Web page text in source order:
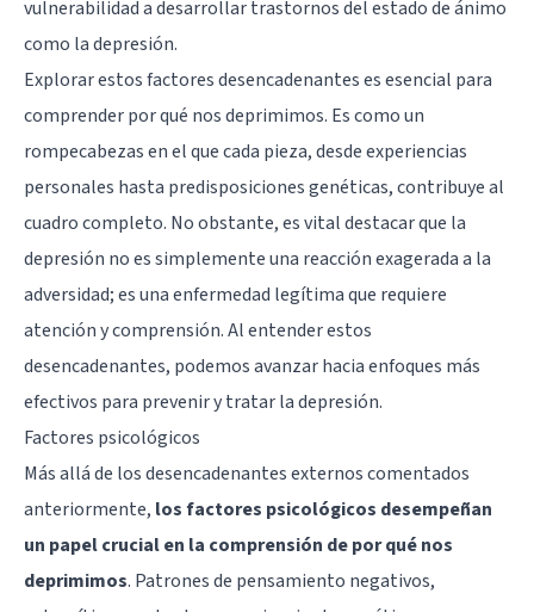
vulnerabilidad a desarrollar trastornos del estado de ánimo
como la depresión.
Explorar estos factores desencadenantes es esencial para
comprender por qué nos deprimimos. Es como un
rompecabezas en el que cada pieza, desde experiencias
personales hasta predisposiciones genéticas, contribuye al
cuadro completo. No obstante, es vital destacar que la
depresión no es simplemente una reacción exagerada a la
adversidad; es una enfermedad legítima que requiere
atención y comprensión. Al entender estos
desencadenantes, podemos avanzar hacia enfoques más
efectivos para prevenir y tratar la depresión.
Factores psicológicos
Más allá de los desencadenantes externos comentados
anteriormente, los factores psicológicos desempeñan
un papel crucial en la comprensión de por qué nos
deprimimos. Patrones de pensamiento negativos,